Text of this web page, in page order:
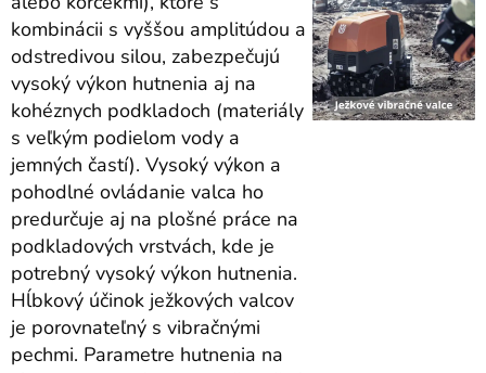
kombinácii s vyššou amplitúdou a
odstredivou silou, zabezpečujú
vysoký výkon hutnenia aj na
kohéznych podkladoch (materiály
s veľkým podielom vody a
jemných častí). Vysoký výkon a
pohodlné ovládanie valca ho
predurčuje aj na plošné práce na
podkladových vrstvách, kde je
potrebný vysoký výkon hutnenia.
Hĺbkový účinok ježkových valcov
je porovnateľný s vibračnými
pechmi. Parametre hutnenia na